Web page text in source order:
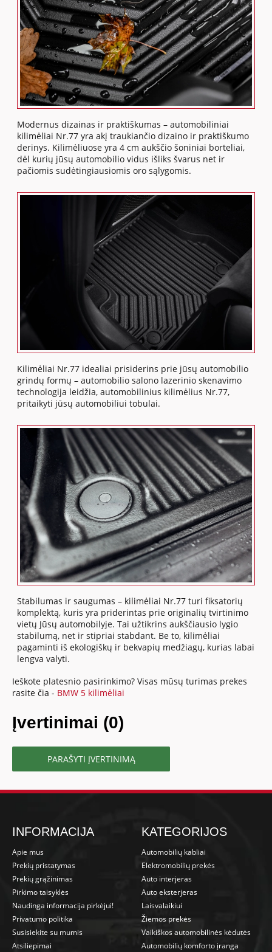
Modernus dizainas ir praktiškumas – automobiliniai
kilimėliai Nr.77 yra akį traukiančio dizaino ir praktiškumo
derinys. Kilimėliuose yra 4 cm aukščio šoniniai borteliai,
dėl kurių jūsų automobilio vidus išliks švarus net ir
pačiomis sudėtingiausiomis oro sąlygomis.
Kilimėliai Nr.77 idealiai prisiderins prie jūsų automobilio
grindų formų – automobilio salono lazerinio skenavimo
technologija leidžia, automobilinius kilimėlius Nr.77,
pritaikyti jūsų automobiliui tobulai.
Stabilumas ir saugumas – kilimėliai Nr.77 turi fiksatorių
komplektą, kuris yra priderintas prie originalių tvirtinimo
vietų Jūsų automobilyje. Tai užtikrins aukščiausio lygio
stabilumą, net ir stipriai stabdant. Be to, kilimėliai
pagaminti iš ekologiškų ir bekvapių medžiagų, kurias labai
lengva valyti.
Ieškote platesnio pasirinkimo? Visas mūsų turimas prekes
rasite čia - BMW 5 kilimėliai
Įvertinimai (0)
PARAŠYTI ĮVERTINIMĄ
INFORMACIJA
Apie mus
Prekių pristatymas
Prekių grąžinimas
Pirkimo taisyklės
Naudinga informacija pirkėjui!
Privatumo politika
Susisiekite su mumis
Atsiliepimai
KATEGORIJOS
Automobilių kabliai
Elektromobilių prekės
Auto interjeras
Auto eksterjeras
Laisvalaikiui
Žiemos prekės
Vaikiškos automobilinės kėdutės
Automobilių komforto įranga